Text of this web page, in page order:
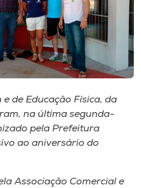
de Educação Física, da
na última segunda-
pela Prefeitura
ao aniversário do
Associação Comercial e